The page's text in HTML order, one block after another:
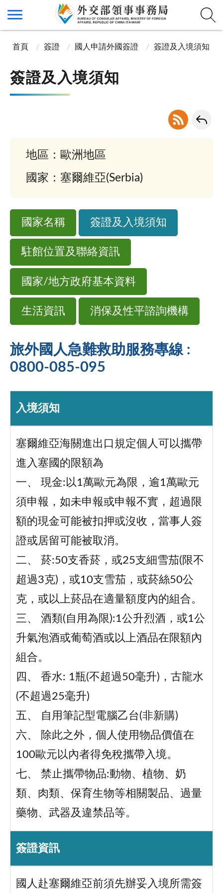
首頁 簽證 國人申請外國簽證 簽證及入境須知
簽證及入境須知
地區：歐洲地區
國家：塞爾維亞(Serbia)
國家名稱 簽證及入境須知
駐館位置及聯絡資訊
國家/地方政府基本資料
生活資訊 消保及性平諮詢機構
旅外國人急難救助服務專線 :
0800-085-095
入境須知
塞爾維亞海關進出口規定個人可以攜帶
進入塞國的限額為
一、 現金:以1萬歐元為限，逾1萬歐元
須申報，如未申報或申報不實，超過限
額的現金可能被扣押或沒收，當事人簽
證或居留可能被取消。
二、 菸:50支香菸，或25支細雪茄(限不
超過3克)，或10支雪茄，或菸絲50公
克，或以上菸品在適量額度內的組合。
三、 酒類(自用為限):1公升烈酒，或1公
升氣泡酒或葡萄酒或以上酒品在限額內
組合。
四、 香水: 1瓶(不超過50毫升)，古龍水
(不超過25毫升)
五、 自用筆記型電腦乙台(非新購)
六、 除此之外，個人使用物品價值在
100歐元以內者得免稅攜帶入境。
七、 禁止攜帶物品:動物、植物、奶
類、肉類、保育生物等相關製品、過量
藥物、武器及違禁品等。
簽證資訊
國人赴塞爾維亞前須先辦妥入境所需簽